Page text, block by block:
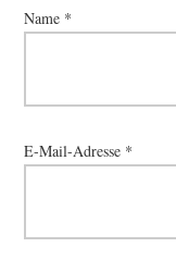
Name *
E-Mail-Adresse *